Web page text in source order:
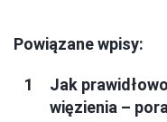
Powiązane wpisy:
Jak
więzienia –